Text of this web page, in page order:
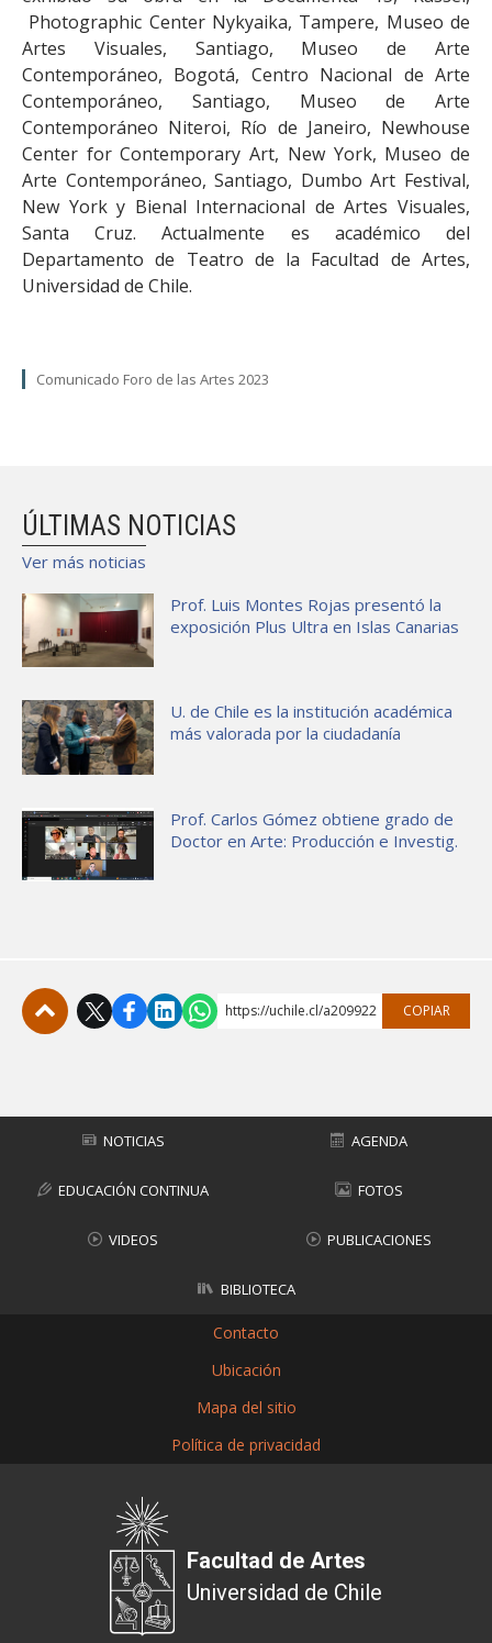
Photographic Center Nykyaika, Tampere, Museo de
Artes Visuales, Santiago, Museo de Arte
Contemporáneo, Bogotá, Centro Nacional de Arte
Contemporáneo, Santiago, Museo de Arte
Contemporáneo Niteroi, Río de Janeiro, Newhouse
Center for Contemporary Art, New York, Museo de
Arte Contemporáneo, Santiago, Dumbo Art Festival,
New York y Bienal Internacional de Artes Visuales,
Santa Cruz. Actualmente es académico del
Departamento de Teatro de la Facultad de Artes,
Universidad de Chile.
Comunicado Foro de las Artes 2023
ÚLTIMAS NOTICIAS
Ver más noticias
Prof. Luis Montes Rojas presentó la
exposición Plus Ultra en Islas Canarias
U. de Chile es la institución académica
más valorada por la ciudadanía
Prof. Carlos Gómez obtiene grado de
Doctor en Arte: Producción e Investig.
https://uchile.cl/a209922 COPIAR
NOTICIAS AGENDA
EDUCACIÓN CONTINUA FOTOS
VIDEOS PUBLICACIONES
BIBLIOTECA
Contacto
Ubicación
Mapa del sitio
Política de privacidad
Facultad de Artes
Universidad de Chile